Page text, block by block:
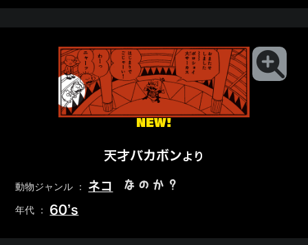
NEW!
天才バカボンより
動物ジャンル ： ネコ なのか？
年代 ： 60’s